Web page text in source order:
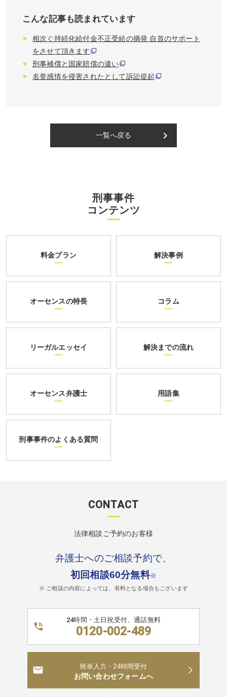
こんな記事も読まれています
相次ぐ持続化給付金不正受給の摘発 自首のサポート
をさせて頂きます
刑事補償と国家賠償の違い
名誉感情を侵害されたとして訴訟提起
一覧へ戻る keyboard_arrow_right
刑事事件
コンテンツ
料金プラン 解決事例
オーセンスの特長 コラム
リーガルエッセイ 解決までの流れ
オーセンス弁護士 用語集
刑事事件のよくある質問
CONTACT
法律相談ご予約のお客様
弁護士へのご相談予約で、
初回相談60分無料※
※ ご相談の内容によっては、有料となる場合もございます
24時間・土日祝受付、通話無料
0120-002-489
簡単入力・24時間受付
お問い合わせフォームへ